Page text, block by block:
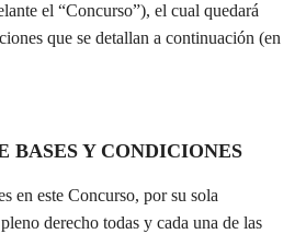
el “Concurso”), el cual quedará
que se detallan a continuación (en
BASES Y CONDICIONES
en este Concurso, por su sola
derecho todas y cada una de las